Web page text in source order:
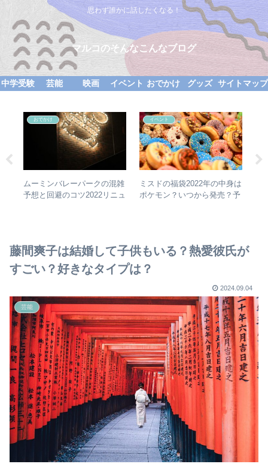
思わず誰かに話したくなる！
マルコのそんなこんなブログ
中学受験 芸能 映画 イベント おでかけ グッズ サイトマップ
おでかけ
ムーミンバレーパークの混雑
予想と回避のコツ2022リニュ
イベント
ミスドの福袋2022年の中身は
ポケモン？いつから発売？予
藤間爽子は結婚して子供もいる？熱愛彼氏が
すごい？好きなタイプは？
2024.09.04
芸能